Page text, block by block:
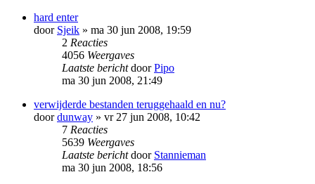
hard enter
door Sjeik » ma 30 jun 2008, 19:59
2 Reacties
4056 Weergaves
Laatste berichtdoorPipo
ma 30 jun 2008, 21:49
verwijderde bestanden teruggehaald en nu?
doordunway » vr 27 jun 2008, 10:42
7 Reacties
5639 Weergaves
Laatste berichtdoor Stannieman
ma 30 jun 2008, 18:56